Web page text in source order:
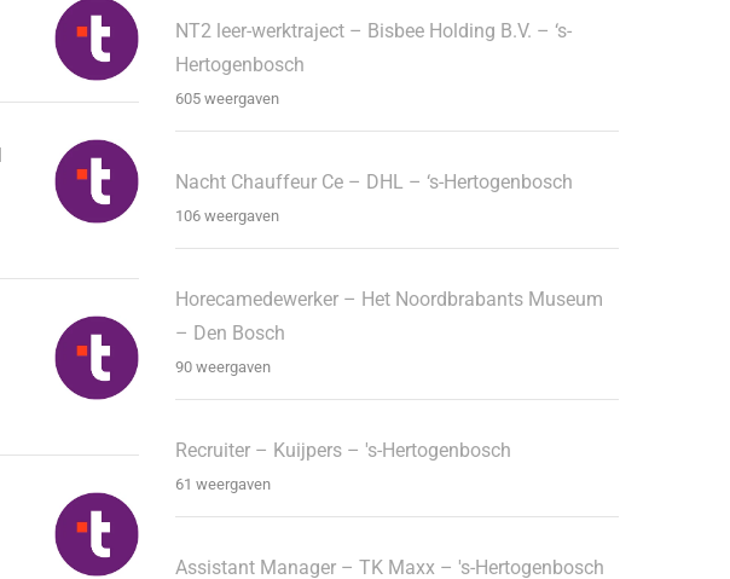
NT2 leer-werktraject – Bisbee Holding B.V. – ‘s-
Hertogenbosch
605 weergaven
Nacht Chauffeur Ce – DHL – ‘s-Hertogenbosch
106 weergaven
Horecamedewerker – Het Noordbrabants Museum
– Den Bosch
90 weergaven
Recruiter – Kuijpers – 's-Hertogenbosch
61 weergaven
Assistant Manager – TK Maxx – 's-Hertogenbosch